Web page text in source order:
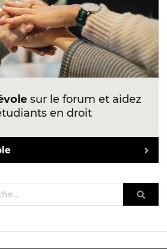
sur le forum et aidez
en droit